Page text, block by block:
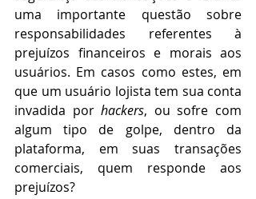
uma importante questão sobre
responsabilidades referentes à
prejuízos financeiros e morais aos
usuários. Em casos como estes, em
que um usuário lojista tem sua conta
invadida por hackers, ou sofre com
algum tipo de golpe, dentro da
plataforma, em suas transações
comerciais, quem responde aos
prejuízos?